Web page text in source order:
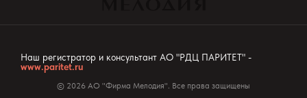
Наш регистратор и консультант АО "РДЦ ПАРИТЕТ" -
www.paritet.ru
© 2026 АО "Фирма Мелодия". Все права защищены